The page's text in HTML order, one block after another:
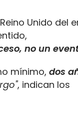
Unido del
no un
mínimo, dos
, indican los